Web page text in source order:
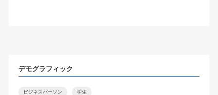
デモグラフィック
ビジネスパーソン 学生